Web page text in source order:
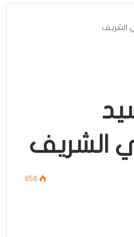
الشريف
الشريف
956